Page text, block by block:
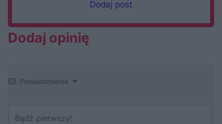
Dodaj post
Dodaj opinię
Powiadomienia